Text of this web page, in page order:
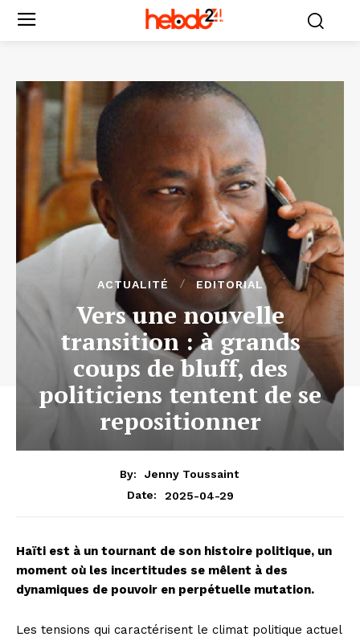
ACTUALITÉ EDITORIAL
Vers une nouvelle
transition : à grands
coups de bluff, des
politiciens tentent de se
repositionner
By:
Jenny Toussaint
Date:
2025-04-29
Haïti est à un tournant de son histoire politique, un
moment où les incertitudes se mêlent à des
dynamiques de pouvoir en perpétuelle mutation.
Les tensions qui caractérisent le climat politique actuel